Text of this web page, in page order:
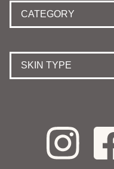
CATEGORY
SKIN TYPE